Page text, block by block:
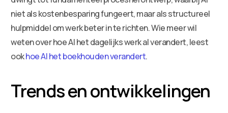
niet als kostenbesparing fungeert, maar als structureel
hulpmiddel om werk beter in te richten. Wie meer wil
weten over hoe AI het dagelijks werk al verandert, leest
ookhoe AI het boekhouden verandert.
Trends en ontwikkelingen